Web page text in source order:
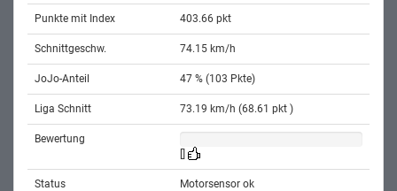
Punkte mit Index 403.66 pkt
Schnittgeschw. 74.15 km/h
JoJo-Anteil 47 % (103 Pkte)
Liga Schnitt 73.19 km/h (68.61 pkt )
Bewertung
Status
Motorsensor ok